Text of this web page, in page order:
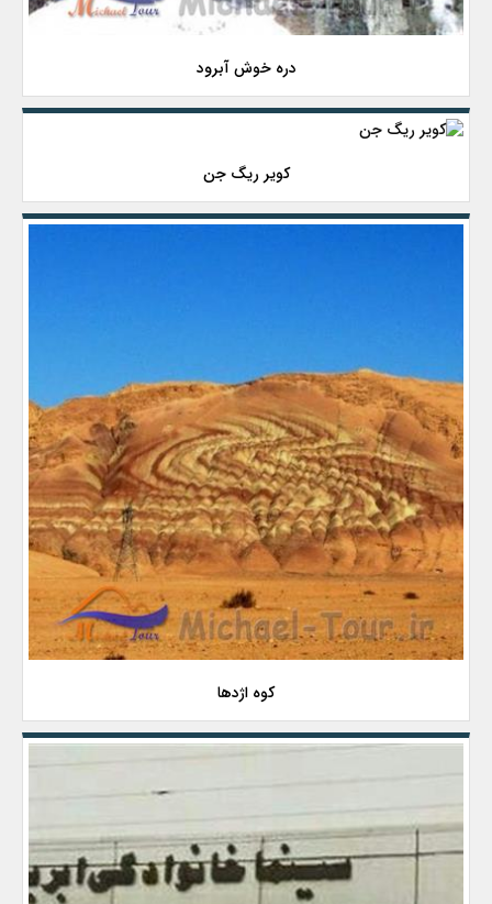
دره خوش آبرود
کویر ریگ جن
کوه اژدها